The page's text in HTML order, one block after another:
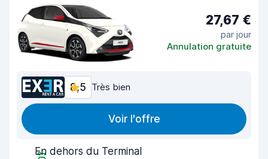
27,67 €
par jour
Annulation gratuite
8,5 Très bien
Voir l'offre
En dehors du Terminal